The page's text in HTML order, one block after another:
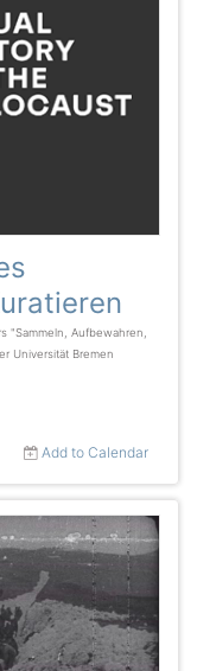
"Sammeln, Aufbewahren,
Universität Bremen
Add to Calendar